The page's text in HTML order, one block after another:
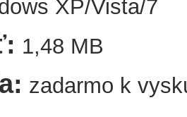
XP/Vista/7
1,48 MB
zadarmo k